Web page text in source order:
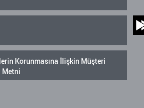
Korunmasına İlişkin Müşteri
Metni